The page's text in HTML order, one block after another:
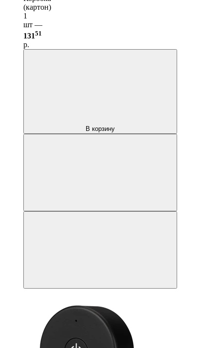
(картон)
1
шт —
13151
р.
В корзину